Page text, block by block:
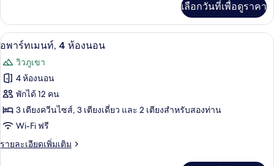
นท์,
3
ห้อง
นอน
เกี่ยว
กับ
อ
ท
เม
นท์,
3
ห้อง
นอน
เลือกวันที่เพื่อดูราคา
เปิด
ภาพถ่าย
ทั้งหมด
ของ
อ
พาร์
ท
6
อพาร์ทเมนท์, 4 ห้องนอน
วิวภูเขา
4 ห้องนอน
พักได้ 12 คน
3 เตียงควีนไซส์, 3 เตียงเดี่ยว และ 2 เตียงสำหรับสองท่าน
Wi-Fi ฟรี
รายละเอียดเพิ่มเติม
ราย